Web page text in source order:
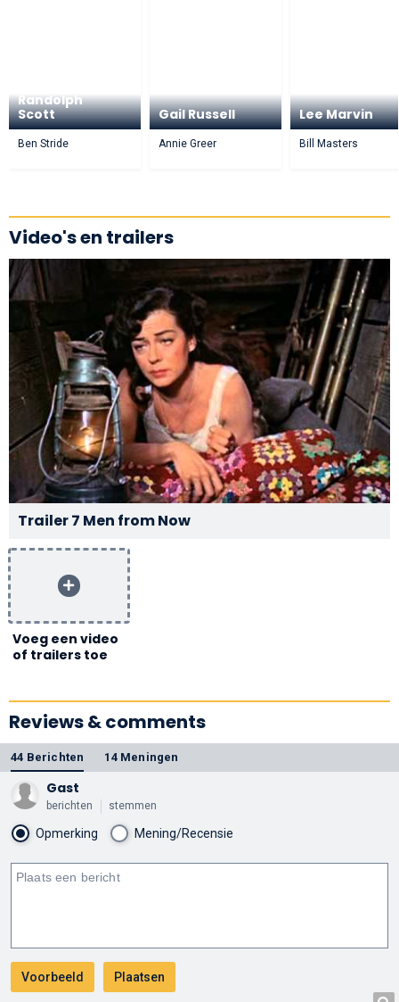
Randolph
Scott
Ben Stride
Gail Russell
Annie Greer
Lee Marvin
Bill Masters
Video's en trailers
Trailer 7 Men from Now
Voeg een video
of trailers toe
Reviews & comments
44 Berichten 14 Meningen
Gast
berichten stemmen
Opmerking Mening/Recensie